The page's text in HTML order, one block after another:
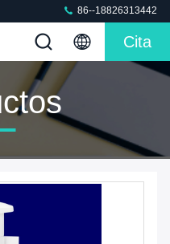
86--18826313442
Cita